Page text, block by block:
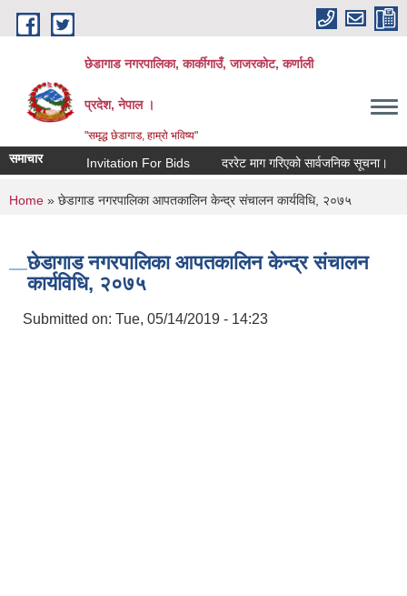
Skip to main content
छेडागाड नगरपालिका, कार्कीगाउँ, जाजरकाेट, कर्णाली
प्रदेश, नेपाल ।
"समृद्ध छेडागाड, हाम्रो भविष्य"
समाचार Invitation For Bids दररेट माग गरिएको सार्वजनिक सूचना।
You are here
Home » छेडागाड नगरपालिका आपतकालिन केन्द्र संचालन कार्यविधि, २०७५
छेडागाड नगरपालिका आपतकालिन केन्द्र संचालन
कार्यविधि, २०७५
Submitted on: Tue, 05/14/2019 - 14:23